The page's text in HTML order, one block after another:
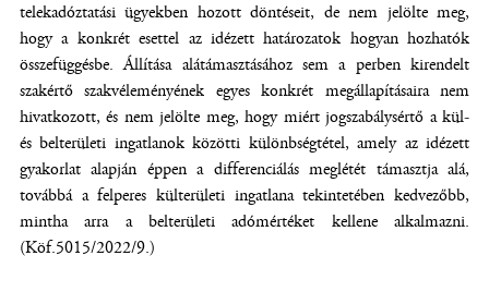
telekadóztatási ügyekben hozott döntéseit, de nem jelölte meg,
hogy a konkrét esettel az idézett határozatok hogyan hozhatók
összefüggésbe. Állítása alátámasztásához sem a perben kirendelt
szakértő szakvéleményének egyes konkrét megállapításaira nem
hivatkozott, és nem jelölte meg, hogy miért jogszabálysértő a kül-
és belterületi ingatlanok közötti különbségtétel, amely az idézett
gyakorlat alapján éppen a differenciálás meglétét támasztja alá,
továbbá a felperes külterületi ingatlana tekintetében kedvezőbb,
mintha arra a belterületi adómértéket kellene alkalmazni.
(Köf.5015/2022/9.)